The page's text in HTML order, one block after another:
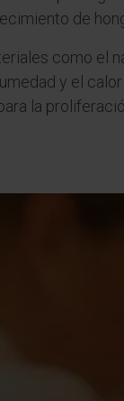
de
como el
y el calor
la